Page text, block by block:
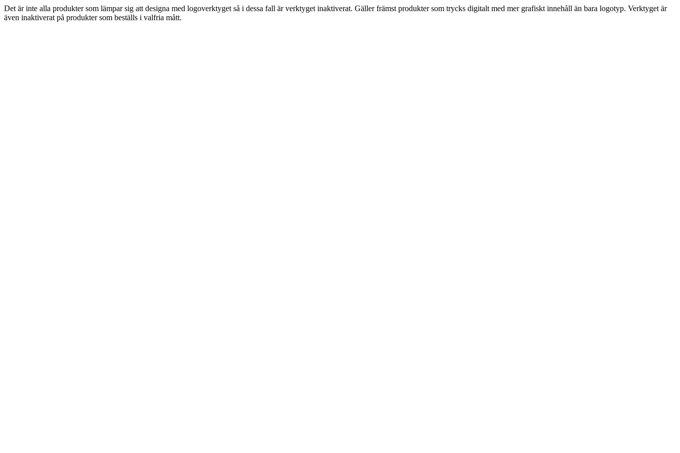
Det är inte alla produkter som lämpar sig att designa med logoverktyget så i dessa fall är verktyget inaktiverat. Gäller främst produkter som trycks digitalt med mer grafiskt innehåll än bara logotyp. Verktyget är
även inaktiverat på produkter som beställs i valfria mått.